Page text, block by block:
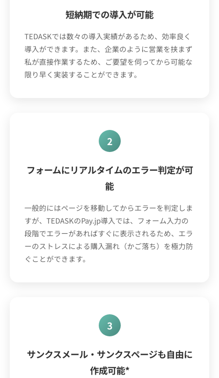
短納期での導入が可能
TEDASKでは数々の導入実績があるため、効率良く
導入ができます。また、企業のように営業を挟まず
私が直接作業するため、ご要望を伺ってから可能な
限り早く実装することができます。
2
フォームにリアルタイムのエラー判定が可
能
一般的にはページを移動してからエラーを判定しま
すが、TEDASKのPay.jp導入では、フォーム入力の
段階でエラーがあればすぐに表示されるため、エラ
ーのストレスによる購入漏れ（かご落ち）を極力防
ぐことができます。
3
サンクスメール・サンクスページも自由に
作成可能*